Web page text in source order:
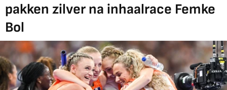
pakken zilver na inhaalrace Femke
Bol